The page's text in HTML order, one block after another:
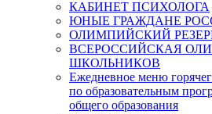
КАБИНЕТ ПСИХОЛОГА
ЮНЫЕ ГРАЖДАНЕ
ОЛИМПИЙСКИЙ
ВСЕРОССИЙСКАЯ
ШКОЛЬНИКОВ
Ежедневное меню
по образовательным
общего образования